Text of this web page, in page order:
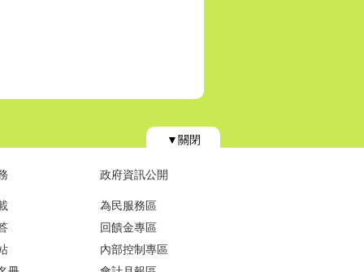
▼關閉
政府資訊公開
為民服務區
回饋金專區
內部控制專區